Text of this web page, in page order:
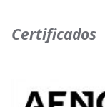
Certificados